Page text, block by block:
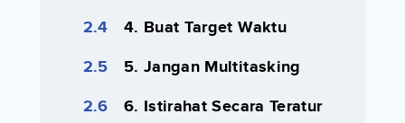
4. Buat Target Waktu
5. Jangan Multitasking
6. Istirahat Secara Teratur